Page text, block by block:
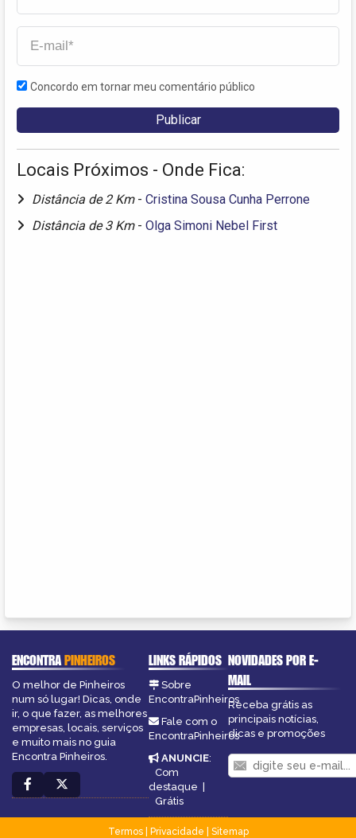
Concordo em tornar meu comentário público
Locais Próximos - Onde Fica:
Distância de 2 Km - Cristina Sousa Cunha Perrone
Distância de 3 Km - Olga Simoni Nebel First
ENCONTRAPINHEIROS
O melhor de Pinheiros
num só lugar! Dicas, onde
ir, o que fazer, as melhores
empresas, locais, serviços
e muito mais no guia
Encontra Pinheiros.
LINKS RÁPIDOS
Sobre
EncontraPinheiros
Fale com o
EncontraPinheiros
ANUNCIE:
Com
destaque |
Grátis
NOVIDADES POR E-
MAIL
Receba grátis as
principais notícias,
dicas e promoções
Termos| Privacidade
Sitemap